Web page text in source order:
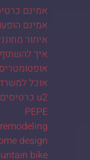
אמינם
אמינם
איתור
איך
אוכל
u2 כרטיסים
PEPE
design
bike